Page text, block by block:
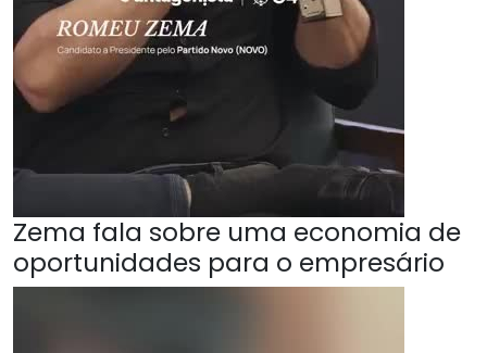
Zema fala sobre uma economia de
oportunidades para o empresário